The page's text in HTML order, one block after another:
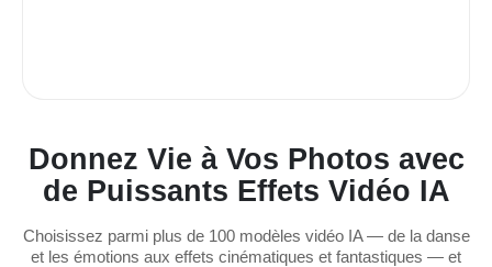
Donnez Vie à Vos Photos avec
de Puissants Effets Vidéo IA
Choisissez parmi plus de 100 modèles vidéo IA — de la danse
et les émotions aux effets cinématiques et fantastiques — et